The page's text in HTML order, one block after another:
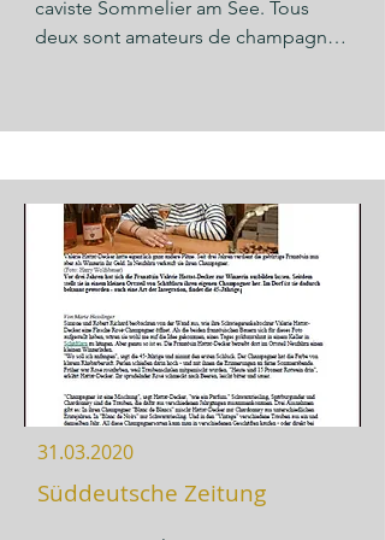
magasin du domaine à Neufahrn
près de Schäftlarn, chez vous, dans
goûter, d'apprécier et de partager
caviste Sommelier am See. Tous
deux sont amateurs de champagne.
très persistant. Les bourgeons de
cassis, les notes d'agrumes mûrs et
le Boskop cuit au four et les arômes
de pâte à strudel chaude inspirent et
l'idée d'un plat vient immédiatement
: une pintade frite sur du chou au
champagne avec des champignons
aux herbes sautés et cuits
croustillants dans une pâte à strudel.
»
31.03.2020
Süddeutsche Zeitung